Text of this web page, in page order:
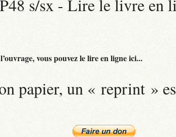
s/sx - Lire le livre en
vous pouvez le lire en ligne ici...
papier, un « reprint »